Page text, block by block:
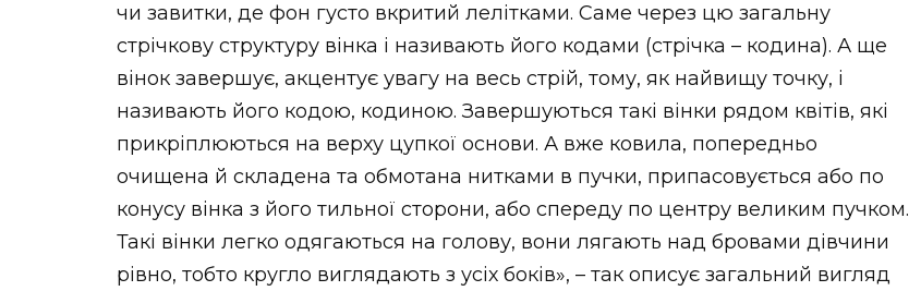
чи завитки, де фон густо вкритий лелітками. Саме через цю загальну
стрічкову структуру вінка і називають його кодами (стрічка – кодина). А ще
вінок завершує, акцентує увагу на весь стрій, тому, як найвищу точку, і
називають його кодою, кодиною. Завершуються такі вінки рядом квітів, які
прикріплюються на верху цупкої основи. А вже ковила, попередньо
очищена й складена та обмотана нитками в пучки, припасовується або по
конусу вінка з його тильної сторони, або спереду по центру великим пучком.
Такі вінки легко одягаються на голову, вони лягають над бровами дівчини
рівно, тобто кругло виглядають з усіх боків», – так описує загальний вигляд